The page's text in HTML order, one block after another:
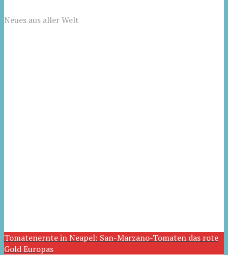
Neues aus aller Welt
Tomatenernte in Neapel: San-Marzano-Tomaten das rote
Gold Europas